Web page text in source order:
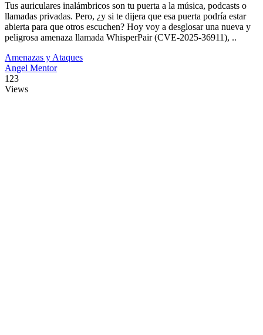
Tus auriculares inalámbricos son tu puerta a la música, podcasts o
llamadas privadas. Pero, ¿y si te dijera que esa puerta podría estar
abierta para que otros escuchen? Hoy voy a desglosar una nueva y
peligrosa amenaza llamada WhisperPair (CVE-2025-36911), ..
Amenazas y Ataques
Angel Mentor
123
Views